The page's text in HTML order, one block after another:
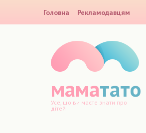
Головна Рекламодавцям
маматато
Усе, що ви маєте знати про
дітей